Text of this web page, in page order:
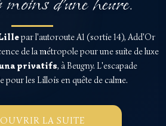
par l'autoroute A1 (sortie 14), Add'Or
de la métropole pour une suite de luxe
privatifs, à Beugny. L'escapade
pour les Lillois en quête de calme.
LA SUITE